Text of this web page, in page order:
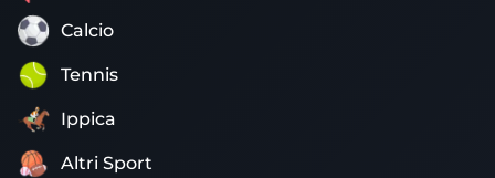
Calcio
Tennis
Ippica
Altri Sport